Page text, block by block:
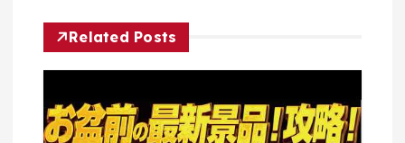
シ
ョ
ン
Related Posts